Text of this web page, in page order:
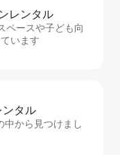
レ⁠ン⁠タ⁠ル
ペースや子ども向
います
タ⁠ル
中から見つけまし